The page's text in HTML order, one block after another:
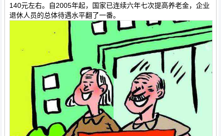
140元左右。自2005年起，国家已连续六年七次提高养老金，企业
退休人员的总体待遇水平翻了一番。